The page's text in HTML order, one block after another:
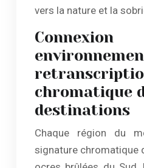
vers la nature et la
Connexion
chromatique
destinations
Chaque région du
signature chromatique